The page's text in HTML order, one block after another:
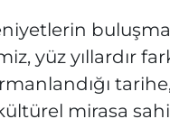
yüz yıllardır
mirasa